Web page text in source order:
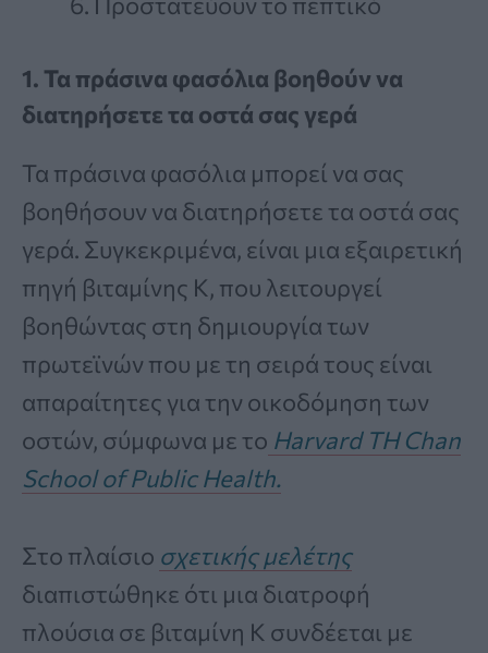
1. Τα πράσινα φασόλια βοηθούν να
διατηρήσετε τα οστά σας γερά
Τα πράσινα φασόλια μπορεί να σας
βοηθήσουν να διατηρήσετε τα οστά σας
γερά. Συγκεκριμένα, είναι μια εξαιρετική
πηγή βιταμίνης Κ, που λειτουργεί
βοηθώντας στη δημιουργία των
πρωτεϊνών που με τη σειρά τους είναι
απαραίτητες για την οικοδόμηση των
οστών, σύμφωνα με το Harvard TH Chan
School of Public Health.
Στο πλαίσιο σχετικής μελέτης
διαπιστώθηκε ότι μια διατροφή
πλούσια σε βιταμίνη Κ συνδέεται με